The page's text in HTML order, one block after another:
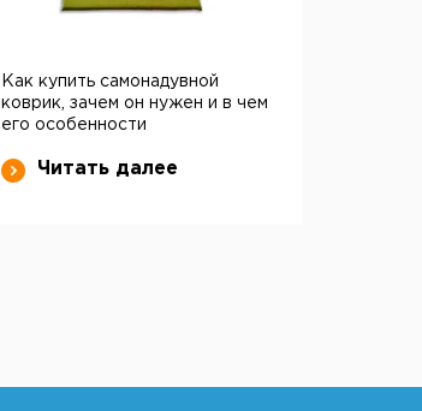
Как купить самонадувной
коврик, зачем он нужен и в чем
его особенности
Читать далее